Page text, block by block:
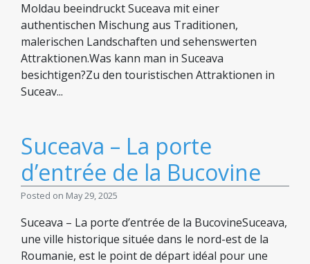
Moldau beeindruckt Suceava mit einer
authentischen Mischung aus Traditionen,
malerischen Landschaften und sehenswerten
Attraktionen.Was kann man in Suceava
besichtigen?Zu den touristischen Attraktionen in
Suceav...
Suceava – La porte
d’entrée de la Bucovine
Posted on May 29, 2025
Suceava – La porte d’entrée de la BucovineSuceava,
une ville historique située dans le nord-est de la
Roumanie, est le point de départ idéal pour une